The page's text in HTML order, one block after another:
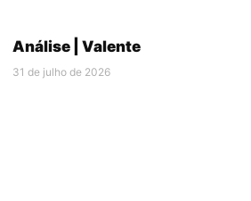
Análise | Valente
31 de julho de 2026